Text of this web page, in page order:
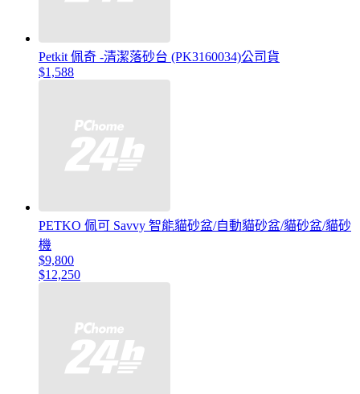
Petkit 佩奇 -清潔落砂台 (PK3160034)公司貨
$1,588
PETKO 佩可 Savvy 智能貓砂盆/自動貓砂盆/貓砂盆/貓砂
機
$9,800
$12,250